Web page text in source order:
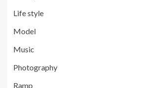
Life style
Model
Music
Photography
Ramp